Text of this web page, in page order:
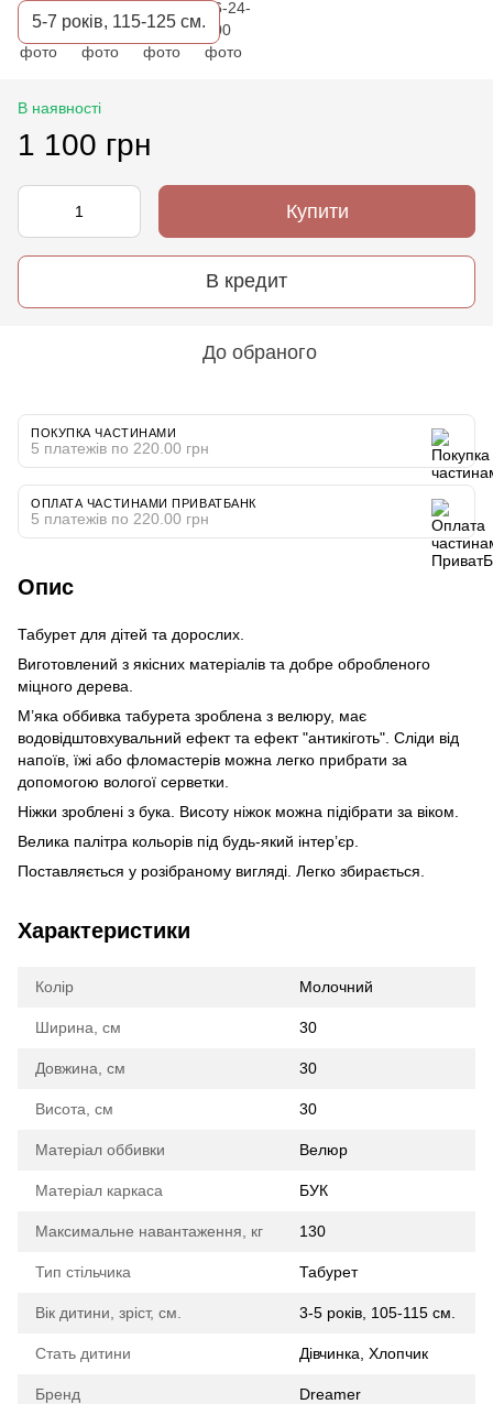
5-7 років, 115-125 см.
В наявності
1 100 грн
Купити
В кредит
До обраного
ПОКУПКА ЧАСТИНАМИ
5 платежів по 220.00 грн
ОПЛАТА ЧАСТИНАМИ ПРИВАТБАНК
5 платежів по 220.00 грн
Опис
Табурет для дітей та дорослих.
Виготовлений з якісних матеріалів та добре обробленого
міцного дерева.
М’яка оббивка табурета зроблена з велюру, має
водовідштовхувальний ефект та ефект "антикіготь". Сліди від
напоїв, їжі або фломастерів можна легко прибрати за
допомогою вологої серветки.
Ніжки зроблені з бука. Висоту ніжок можна підібрати за віком.
Велика палітра кольорів під будь-який інтер’єр.
Поставляється у розібраному вигляді. Легко збирається.
Характеристики
Колір Молочний
Ширина, см 30
Довжина, см 30
Висота, см 30
Матеріал оббивки Велюр
Матеріал каркаса БУК
Максимальне навантаження, кг 130
Тип стільчика Табурет
Вік дитини, зріст, см. 3-5 років, 105-115 см.
Стать дитини Дівчинка, Хлопчик
Бренд Dreamer